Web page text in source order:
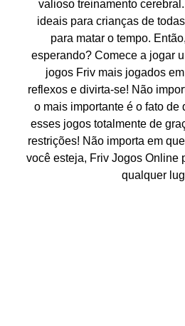
valioso treinamento
ideais para crianças de
para matar o tempo.
esperando? Comece a jogar
jogos Friv mais jogados
reflexos e divirta-se! Não
o mais importante é o fato de
esses jogos totalmente de
restrições! Não importa em
você esteja, Friv Jogos Online
qualquer